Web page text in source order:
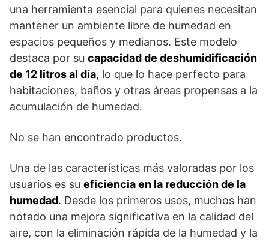
una herramienta esencial para quienes necesitan
mantener un ambiente libre de humedad en
espacios pequeños y medianos. Este modelo
destaca por su capacidad de deshumidificación
de 12 litros al día, lo que lo hace perfecto para
habitaciones, baños y otras áreas propensas a la
acumulación de humedad.
No se han encontrado productos.
Una de las características más valoradas por los
usuarios es su eficiencia en la reducción de la
humedad. Desde los primeros usos, muchos han
notado una mejora significativa en la calidad del
aire, con la eliminación rápida de la humedad y la